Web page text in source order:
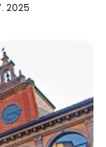
2025